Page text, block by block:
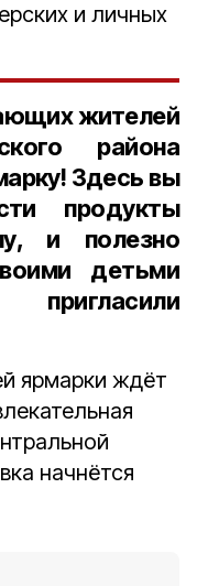
и личных
жителей
района
Здесь вы
продукты
и полезно
детьми
ярмарки ждёт
начнётся